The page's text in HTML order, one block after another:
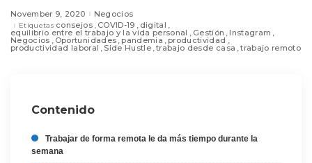
November 9, 2020 Negocios
Etiquetas consejos COVID-19 digital
equilibrio entre el trabajo y la vida personal Gestión Instagram
Negocios Oportunidades pandemia productividad
productividad laboral Side Hustle trabajo desde casa trabajo remoto
Contenido
Trabajar de forma remota le da más tiempo durante la
semana